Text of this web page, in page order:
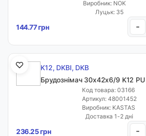
Виробник: NOK
Луцьк: 35
144.77 грн -
K12, DKBI, DKB
Брудознімач 30х42х6/9 K12 PU
Код товара: 03166
Артикул: 48001452
Виробник: KASTAS
Доставка 1-2 дні
236.25 грн -